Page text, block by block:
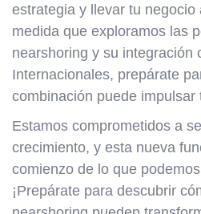
estrategia y llevar tu negocio
medida que exploramos las
nearshoring y su integración
Internacionales, prepárate
combinación puede impulsar
Estamos comprometidos a
crecimiento, y esta nueva
comienzo de lo que
¡Prepárate para descubrir